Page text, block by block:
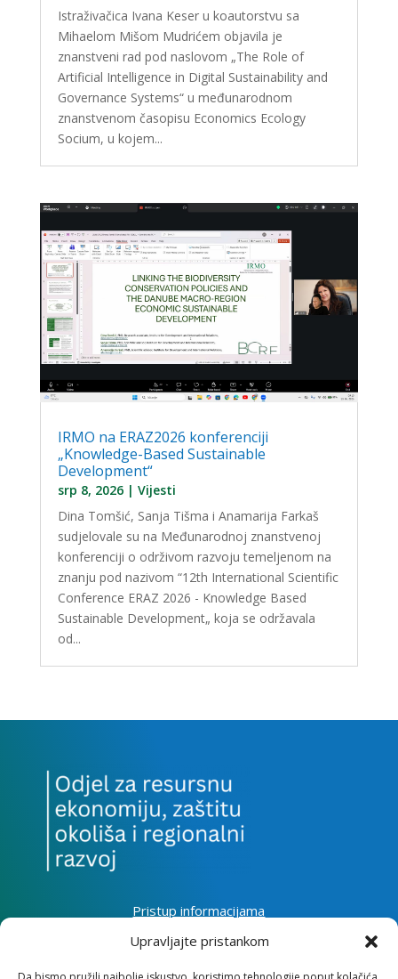
Upravljajte pristankom
Istraživačica Ivana Keser u koautorstvu sa
Mihaelom Mišom Mudrićem objavila je
znanstveni rad pod naslovom „The Role of
Artificial Intelligence in Digital Sustainability and
Governance Systems“ u međunarodnom
znanstvenom časopisu Economics Ecology
Socium, u kojem...
IRMO na ERAZ2026 konferenciji
„Knowledge-Based Sustainable
Development“
srp 8, 2026| Vijesti
Dina Tomšić, Sanja Tišma i Anamarija Farkaš
sudjelovale su na Međunarodnoj znanstvenoj
konferenciji o održivom razvoju temeljenom na
znanju pod nazivom “12th International Scientific
Conference ERAZ 2026 - Knowledge Based
Sustainable Development„ koja se održavala
od...
Pristup informacijama
Izjava o pristupačnosti mrežnog sjedišta